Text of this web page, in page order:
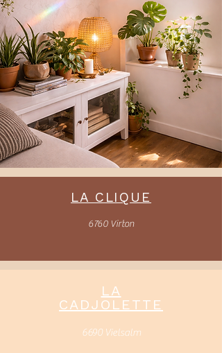
LA CLIQUE
6760 Virton
LA
CADJOLETTE
6690 Vielsalm